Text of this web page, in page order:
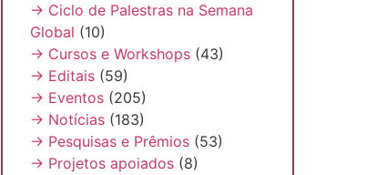
→ Ciclo de Palestras na Semana
Global (10)
→ Cursos e Workshops (43)
→ Editais (59)
→ Eventos (205)
→ Notícias (183)
→ Pesquisas e Prêmios (53)
→ Projetos apoiados (8)